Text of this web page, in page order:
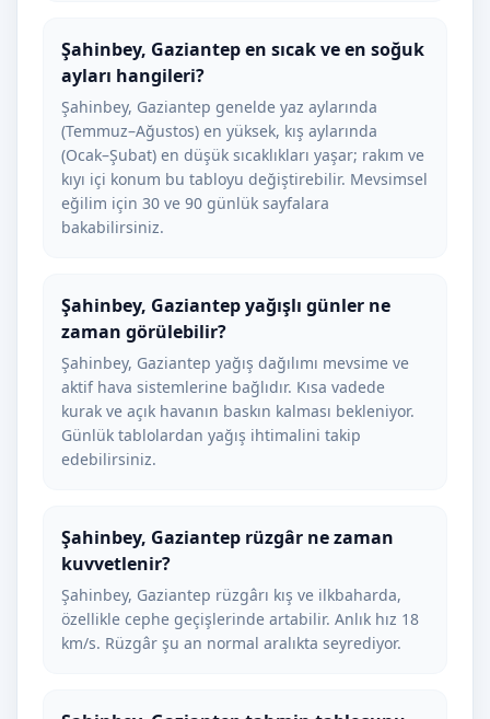
Şahinbey, Gaziantep en sıcak ve en soğuk
ayları hangileri?
Şahinbey, Gaziantep genelde yaz aylarında
(Temmuz–Ağustos) en yüksek, kış aylarında
(Ocak–Şubat) en düşük sıcaklıkları yaşar; rakım ve
kıyı içi konum bu tabloyu değiştirebilir. Mevsimsel
eğilim için 30 ve 90 günlük sayfalara
bakabilirsiniz.
Şahinbey, Gaziantep yağışlı günler ne
zaman görülebilir?
Şahinbey, Gaziantep yağış dağılımı mevsime ve
aktif hava sistemlerine bağlıdır. Kısa vadede
kurak ve açık havanın baskın kalması bekleniyor.
Günlük tablolardan yağış ihtimalini takip
edebilirsiniz.
Şahinbey, Gaziantep rüzgâr ne zaman
kuvvetlenir?
Şahinbey, Gaziantep rüzgârı kış ve ilkbaharda,
özellikle cephe geçişlerinde artabilir. Anlık hız 18
km/s. Rüzgâr şu an normal aralıkta seyrediyor.